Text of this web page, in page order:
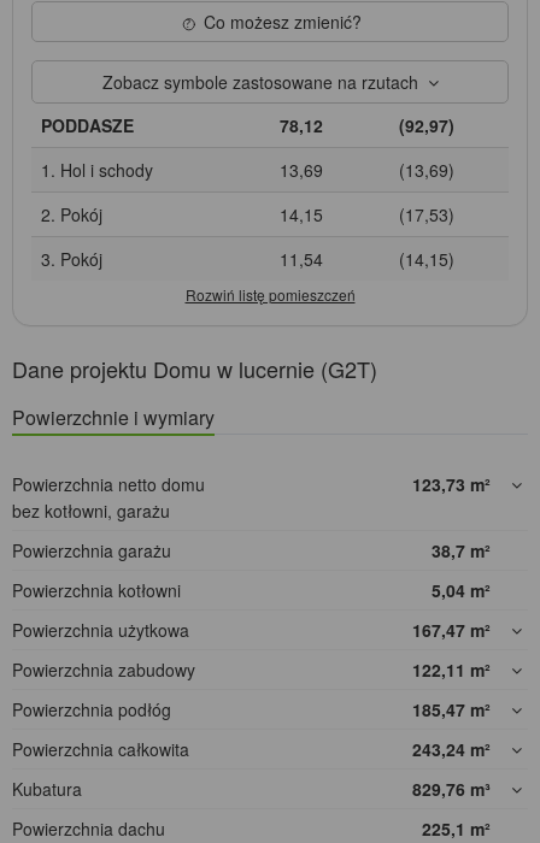
Co możesz zmienić?
Zobacz symbole zastosowane na rzutach
PODDASZE
78,12
(92,97)
1. Hol i schody
13,69
(13,69)
2. Pokój
14,15
(17,53)
3. Pokój
11,54 (14,15)
Dane projektu Domu w lucernie (G2T)
Powierzchnie i wymiary
Powierzchnia netto domu
bez kotłowni, garażu
123,73 m²
Powierzchnia garażu 38,7 m²
Powierzchnia kotłowni
5,04 m²
Powierzchnia użytkowa
167,47 m²
Powierzchnia zabudowy
122,11 m²
Powierzchnia podłóg
185,47 m²
Powierzchnia całkowita
243,24 m²
Kubatura
829,76 m³
Powierzchnia dachu
225,1 m²